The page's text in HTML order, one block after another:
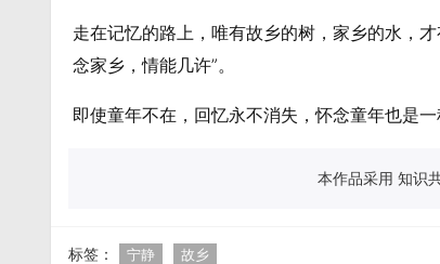
走在记忆的路上，唯有故乡的树，家乡的水，
念家乡，情能几许”。
即使童年不在，回忆永不消失，怀念童年也是
本作品采用 知识
标签： 宁静 故乡